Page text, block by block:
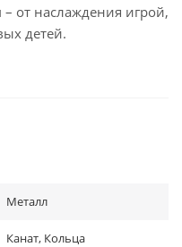
от наслаждения игрой,
детей.
Металл
Канат, Кольца